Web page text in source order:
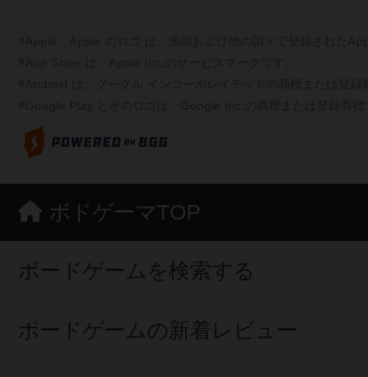
ボドゲーマTOP
ボードゲームを検索する
ボードゲームの新着レビュー